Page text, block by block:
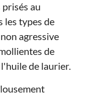
au
les types de
agressive
de
de laurier.